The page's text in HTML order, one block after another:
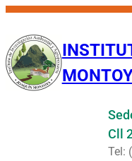
Saltar
contenido
Cll
Tel: